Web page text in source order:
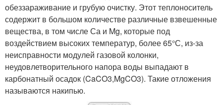
обеззараживание и грубую очистку. Этот теплоноситель
содержит в большом количестве различные взвешенные
вещества, в том числе Са и Mg, которые под
воздействием высоких температур, более 65°С, из-за
неисправности модулей газовой колонки,
неудовлетворительного напора воды выпадают в
карбонатный осадок (CaCO3,MgCO3). Такие отложения
называются накипью.